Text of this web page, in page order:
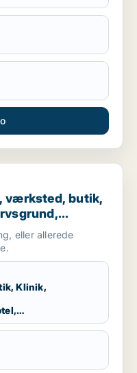
butik, klinik,
værksted, butik,
hotel,
til salg i
eller allerede
Klinik,